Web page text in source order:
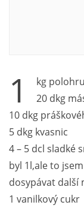
1
kg
20 dkg
10 dkg
5 dkg kvasnic
4 – 5 dcl sladké
byl 1l,ale to
dosypávat další
1 vanilkový cukr